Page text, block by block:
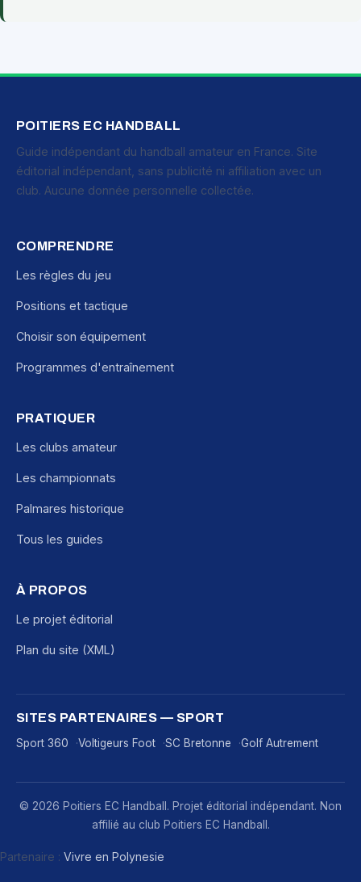
POITIERS EC HANDBALL
Guide indépendant du handball amateur en France. Site
éditorial indépendant, sans publicité ni affiliation avec un
club. Aucune donnée personnelle collectée.
COMPRENDRE
Les règles du jeu
Positions et tactique
Choisir son équipement
Programmes d'entraînement
PRATIQUER
Les clubs amateur
Les championnats
Palmares historique
Tous les guides
À PROPOS
Le projet éditorial
Plan du site (XML)
SITES PARTENAIRES — SPORT
Sport 360 Voltigeurs Foot SC Bretonne Golf Autrement
© 2026 Poitiers EC Handball. Projet éditorial indépendant. Non
affilié au club Poitiers EC Handball.
Partenaire : Vivre en Polynesie